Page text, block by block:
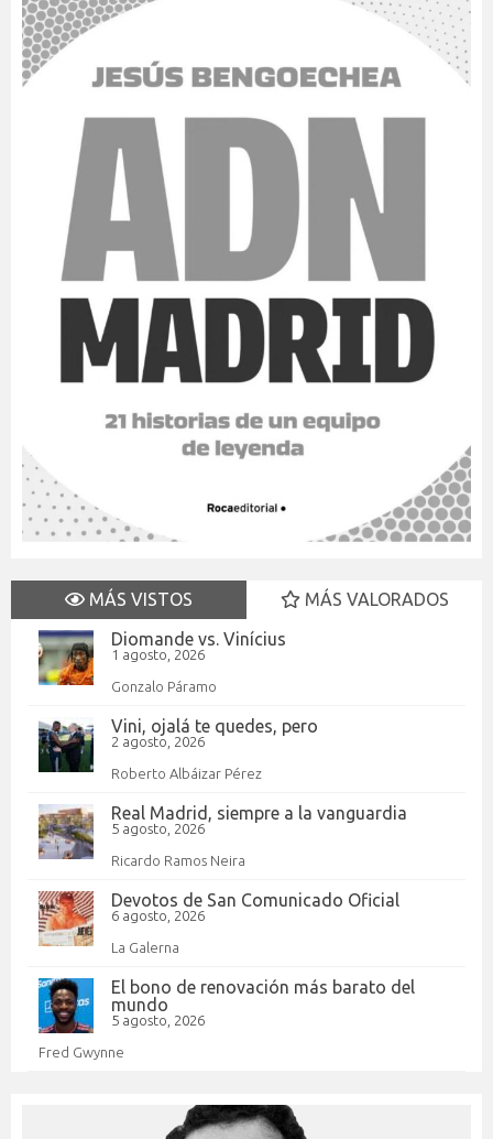
MÁS VISTOS
MÁS VALORADOS
Diomande vs. Vinícius
1 agosto, 2026
Gonzalo Páramo
Vini, ojalá te quedes, pero
2 agosto, 2026
Roberto Albáizar Pérez
Real Madrid, siempre a la vanguardia
5 agosto, 2026
Ricardo Ramos Neira
Devotos de San Comunicado Oficial
6 agosto, 2026
La Galerna
El bono de renovación más barato del
mundo
5 agosto, 2026
Fred Gwynne